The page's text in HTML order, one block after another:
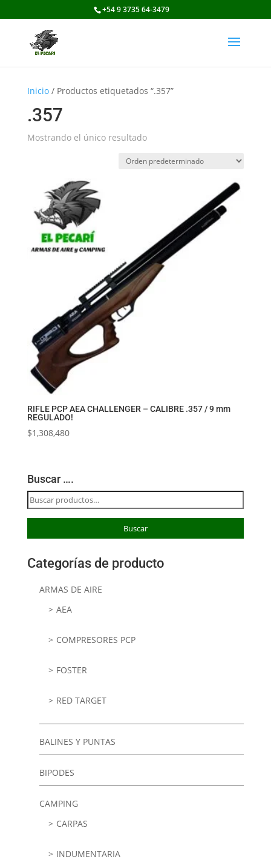
+54 9 3735 64-3479
Inicio/ Productos etiquetados “.357”
.357
Mostrando el único resultado
RIFLE PCP AEA CHALLENGER – CALIBRE .357 / 9 mm
REGULADO!
$1,308,480
Buscar ….
Buscar
por:
Buscar
Categorías de producto
ARMAS DE AIRE
AEA
COMPRESORES PCP
FOSTER
RED TARGET
BALINES Y PUNTAS
BIPODES
CAMPING
CARPAS
INDUMENTARIA